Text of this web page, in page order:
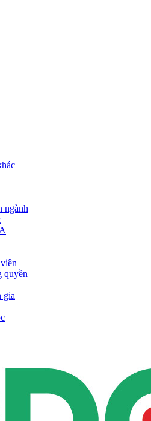
ngành
quyền
gia